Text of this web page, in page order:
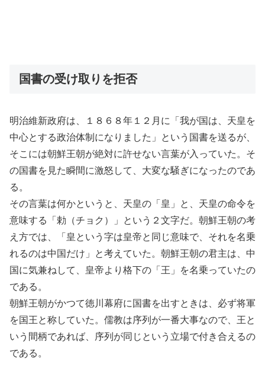
国書の受け取りを拒否
明治維新政府は、１８６８年１２月に「我が国は、天皇を
中心とする政治体制になりました」という国書を送るが、
そこには朝鮮王朝が絶対に許せない言葉が入っていた。そ
の国書を見た瞬間に激怒して、大変な騒ぎになったのであ
る。
その言葉は何かというと、天皇の「皇」と、天皇の命令を
意味する「勅（チョク）」という２文字だ。朝鮮王朝の考
え方では、「皇という字は皇帝と同じ意味で、それを名乗
れるのは中国だけ」と考えていた。朝鮮王朝の君主は、中
国に気兼ねして、皇帝より格下の「王」を名乗っていたの
である。
朝鮮王朝がかつて徳川幕府に国書を出すときは、必ず将軍
を国王と称していた。儒教は序列が一番大事なので、王と
いう間柄であれば、序列が同じという立場で付き合えるの
である。